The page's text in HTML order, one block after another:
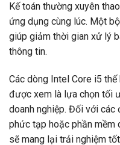
Kế toán thường xuyên
ứng dụng cùng lúc. Một
giúp giảm thời gian xử lý
thông tin.
Các dòng Intel Core i5
được xem là lựa chọn tối
doanh nghiệp. Đối với các
phức tạp hoặc phần mềm
sẽ mang lại trải nghiệm